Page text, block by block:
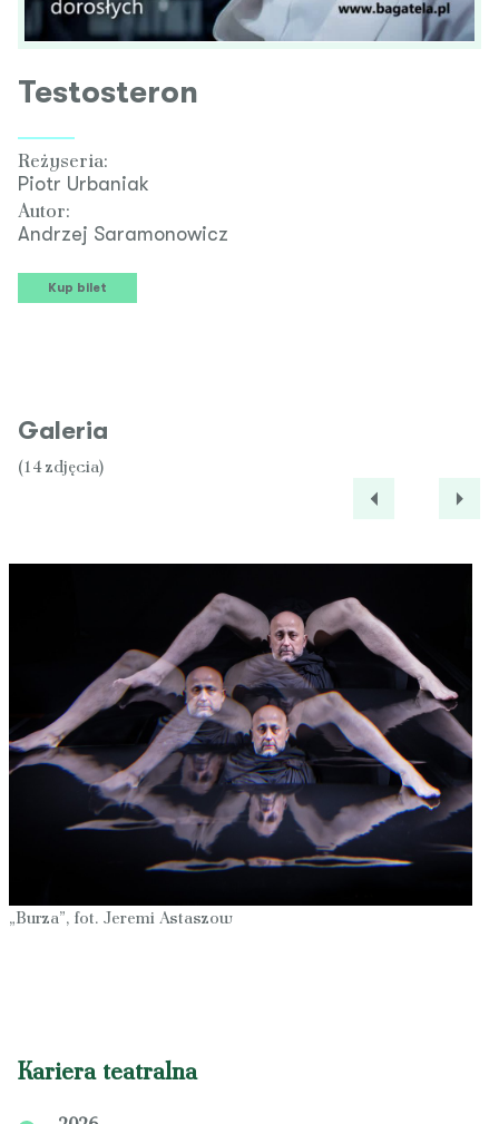
Testosteron
Reżyseria:
Piotr Urbaniak
Autor:
Andrzej Saramonowicz
Kup bilet
Galeria
(14 zdjęcia)
„Burza”, fot. Jeremi Astaszow
Kariera teatralna